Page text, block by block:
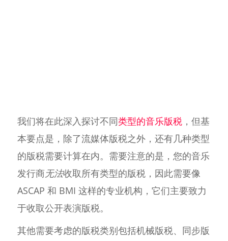
我们将在此深入探讨不同类型的音乐版税，但基
本要点是，除了流媒体版税之外，还有几种类型
的版税需要计算在内。需要注意的是，您的音乐
发行商无法收取所有类型的版税，因此需要像
ASCAP 和 BMI 这样的专业机构，它们主要致力
于收取公开表演版税。
其他需要考虑的版税类别包括机械版税、同步版